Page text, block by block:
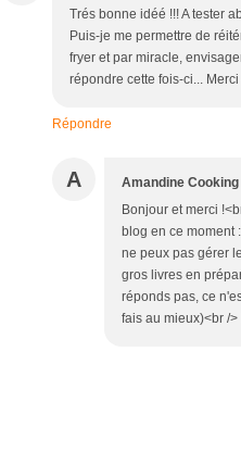
Trés bonne idéé !!! A tester
Puis-je me permettre de
fryer et par miracle,
répondre cette fois-ci...
Répondre
A Amandine Cooking
Bonjour et merci
blog en ce moment
ne peux pas gérer
gros livres en
réponds pas, ce
fais au mieux)<br /